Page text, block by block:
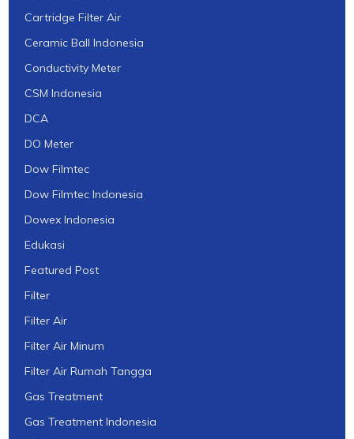
Cartridge Filter Air
Ceramic Ball Indonesia
Conductivity Meter
CSM Indonesia
DCA
DO Meter
Dow Filmtec
Dow Filmtec Indonesia
Dowex Indonesia
Edukasi
Featured Post
Filter
Filter Air
Filter Air Minum
Filter Air Rumah Tangga
Gas Treatment
Gas Treatment Indonesia